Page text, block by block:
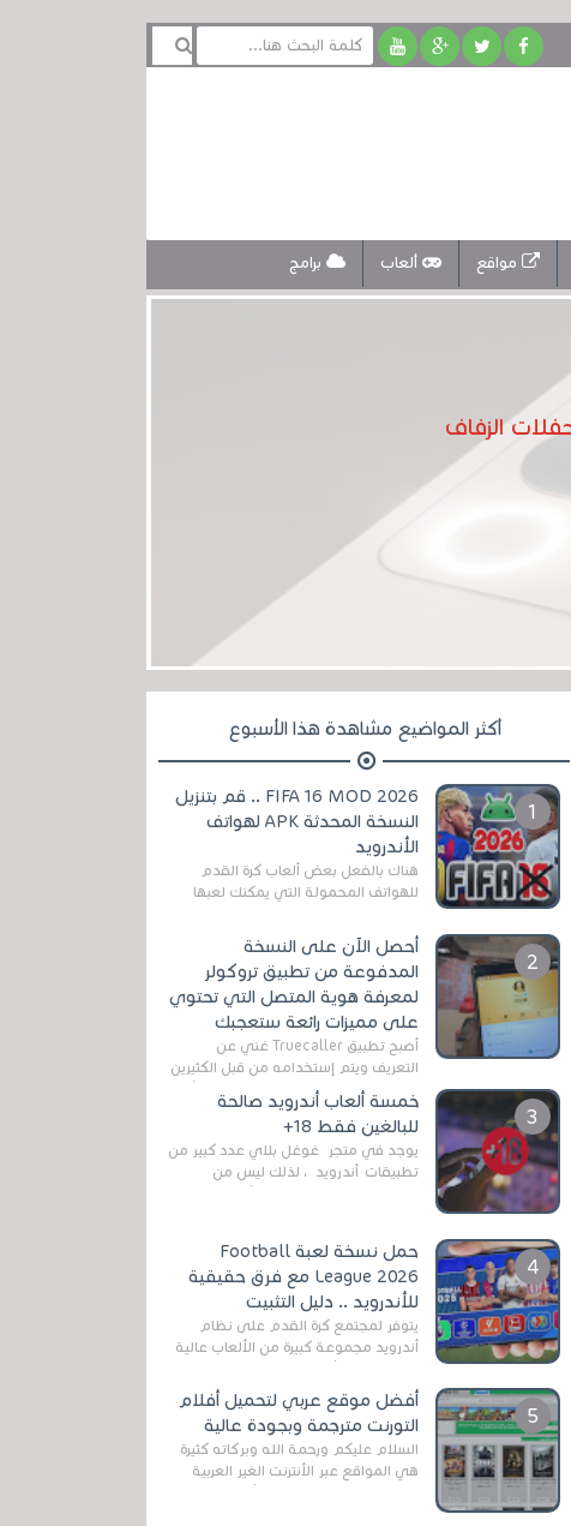
مواقع ألعاب برامج
أكثر المواضيع مشاهدة هذا الأسبوع
FIFA 16 MOD 2026 .. قم بتنزيل
النسخة المحدثة APK لهواتف
الأندرويد
هناك بالفعل بعض ألعاب كرة القدم
للهواتف المحمولة التي يمكنك لعبها
مثل EA Sports ...
أحصل الآن على النسخة
المدفوعة من تطبيق تروكولر
لمعرفة هوية المتصل التي تحتوي
على مميزات رائعة ستعجبك
أصبح تطبيق Truecaller غني عن
التعريف ويتم إستخدامه من قبل الكثيرين
رغم المخاطر المتعلقه به وذلك من أجل
التخلص من المضايقات الكثيرة في
العال...
خمسة ألعاب أندرويد صالحة
للبالغين فقط 18+
يوجد في متجر غوغل بلاي عدد كبير من
تطبيقات أندرويد ، لذلك ليس من
حمل نسخة لعبة Football
League 2026 مع فرق حقيقية
للأندرويد .. دليل التثبيت
يتوفر لمجتمع كرة القدم على نظام
أندرويد مجموعة كبيرة من الألعاب عالية
Sports FC 26 (المعروفة سابقًا باسم ...
أفضل موقع عربي لتحميل أفلام
التورنت مترجمة وبجودة عالية
السلام عليكم ورحمة الله وبركاته كثيرة
هي المواقع عبر الأنترنت الغير العربية